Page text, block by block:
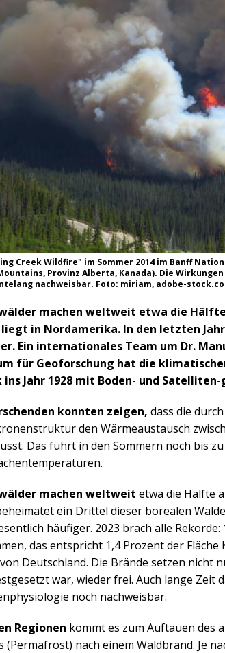
Creek Wildfire" im Sommer 2014 im Banff
Provinz Alberta, Kanada). Die
nachweisbar. Foto: miriam, adobe-
machen weltweit etwa die
liegt in Nordamerika. In den letzten
Ein internationales Team um Dr.
für Geoforschung hat die
ins Jahr 1928 mit Boden- und
konnten zeigen, dass die
den Wärmeaustausch
Das führt in den Sommern noch bis
machen weltweit etwa die Hälfte
ein Drittel dieser borealen
häufiger. 2023 brach alle
das entspricht 1,4 Prozent der
Deutschland. Die Brände setzen nicht
war, wieder frei. Auch lange Zeit
noch nachweisbar.
Regionen kommt es zum Auftauen des
(Permafrost) nach einem Waldbrand. Je